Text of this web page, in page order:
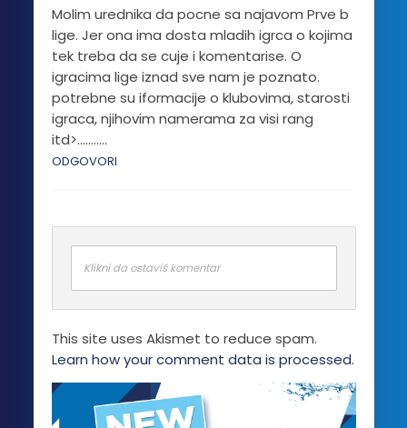
stranici
proizvoda.
Molim urednika da pocne sa najavom Prve b
lige. Jer ona ima dosta mladih igrca o kojima
tek treba da se cuje i komentarise. O
igracima lige iznad sve nam je poznato.
potrebne su iformacije o klubovima, starosti
igraca, njihovim namerama za visi rang
itd>………..
ODGOVORI
Klikni da ostaviš komentar
This site uses Akismet to reduce spam.
Learn how your comment data is processed.